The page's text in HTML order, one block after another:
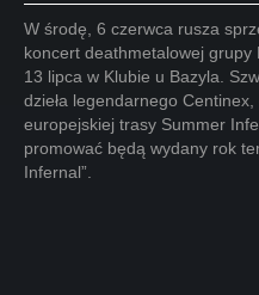
W środę, 6 czerwca rusza
koncert deathmetalowej
13 lipca w Klubie u Bazyla.
dzieła legendarnego
europejskiej trasy Summer
promować będą wydany rok
Infernal”.